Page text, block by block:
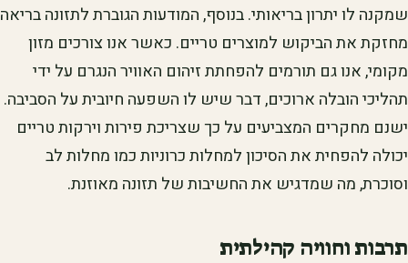
שמקנה לו יתרון בריאותי. בנוסף, המודעות הגוברת לתזונה בריאה
מחזקת את הביקוש למוצרים טריים. כאשר אנו צורכים מזון
מקומי, אנו גם תורמים להפחתת זיהום האוויר הנגרם על ידי
תהליכי הובלה ארוכים, דבר שיש לו השפעה חיובית על הסביבה.
ישנם מחקרים המצביעים על כך שצריכת פירות וירקות טריים
יכולה להפחית את הסיכון למחלות כרוניות כמו מחלות לב
וסוכרת, מה שמדגיש את החשיבות של תזונה מאוזנת.
תרבות וחוויה קהילתית